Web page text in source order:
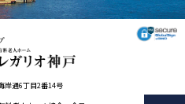
岸通6丁目2番14号